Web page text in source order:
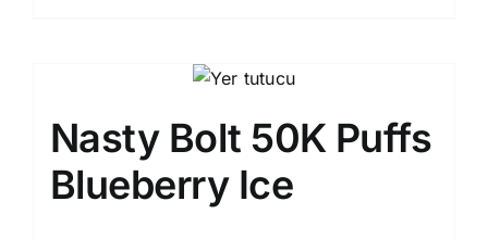
Nasty Bolt 50K Puffs
Blueberry Ice